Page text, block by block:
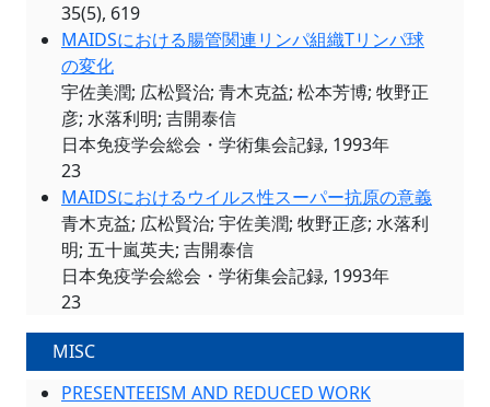
35(5), 619
MAIDSにおける腸管関連リンパ組織Tリンパ球
の変化
宇佐美潤; 広松賢治; 青木克益; 松本芳博; 牧野正
彦; 水落利明; 吉開泰信
日本免疫学会総会・学術集会記録, 1993年
23
MAIDSにおけるウイルス性スーパー抗原の意義
青木克益; 広松賢治; 宇佐美潤; 牧野正彦; 水落利
明; 五十嵐英夫; 吉開泰信
日本免疫学会総会・学術集会記録, 1993年
23
MISC
PRESENTEEISM AND REDUCED WORK